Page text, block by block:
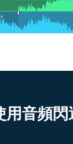
用音頻閃